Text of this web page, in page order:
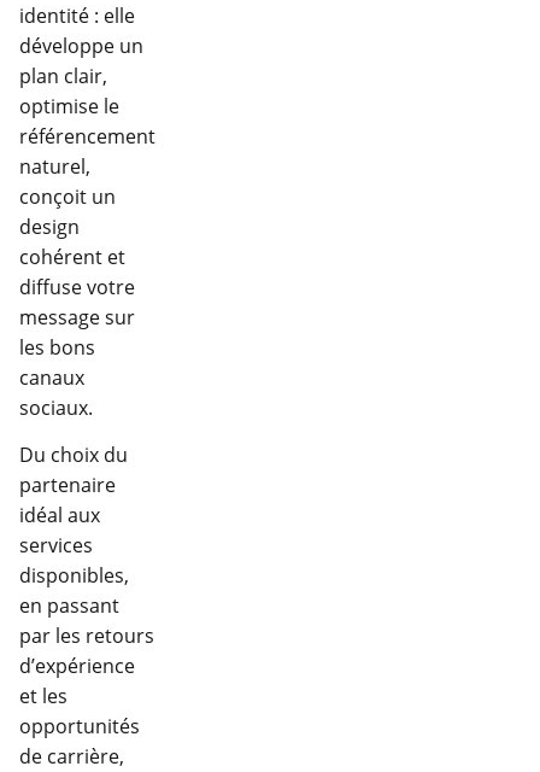
identité : elle
développe un
plan clair,
optimise le
référencement
naturel,
conçoit un
design
cohérent et
diffuse votre
message sur
les bons
canaux
sociaux.
Du choix du
partenaire
idéal aux
services
disponibles,
en passant
par les retours
d’expérience
et les
opportunités
de carrière,